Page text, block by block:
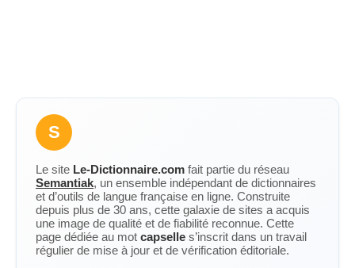
S
Le site Le-Dictionnaire.com fait partie du réseau
Semantiak, un ensemble indépendant de dictionnaires
et d’outils de langue française en ligne. Construite
depuis plus de 30 ans, cette galaxie de sites a acquis
une image de qualité et de fiabilité reconnue. Cette
page dédiée au mot capselle s’inscrit dans un travail
régulier de mise à jour et de vérification éditoriale.